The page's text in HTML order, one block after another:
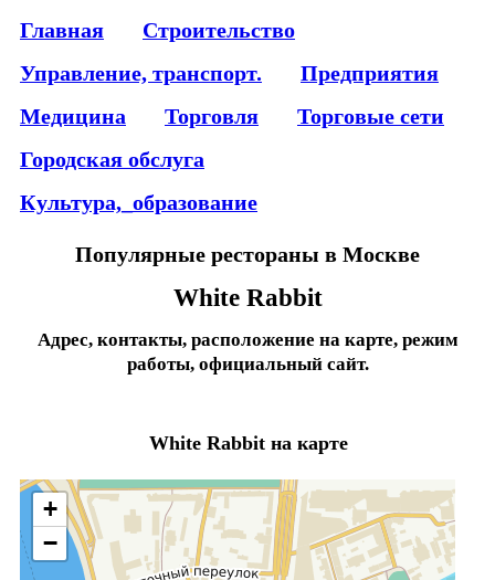
Главная
Строительство
Управление, транспорт.
Предприятия
Медицина
Торговля
Торговые сети
Городская обслуга
Культура,_образование
Популярные рестораны в Москве
White Rabbit
Адрес, контакты, расположение на карте, режим
работы, официальный сайт.
White Rabbit на карте
+
−